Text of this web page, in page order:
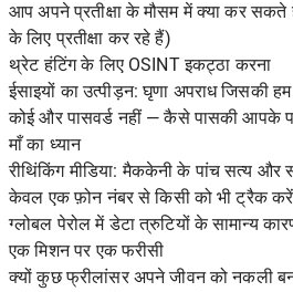
आप अपने प्रतीक्षा के मौसम में क्या कर सकते
के लिए प्रतीक्षा कर रहे हैं)
थ्रेट हंटिंग के लिए OSINT इकट्ठा करना
ईसाइयों का उत्पीड़न: घृणा अपराध जिसकी
कोई और पासवर्ड नहीं — कैसे पासकी आपके
माँ का ध्यान
रीथिंकिंग मीडिया: मैककेनी के पांच सत्य और
केवल एक फ़ोन नंबर से किसी को भी ट्रैक
ग्लोबल पेरोल में डेटा त्रुटियों के सामान्य
एक मिशन पर एक फरीसी
क्यों कुछ फ्रीलांसर अपने जीवन को नकली